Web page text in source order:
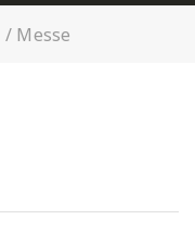
/ Messe